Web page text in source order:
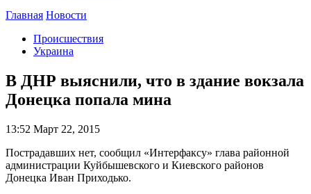
Главная Новости
Происшествия
Украина
В ДНР выяснили, что в здание вокзала
Донецка попала мина
13:52 Март 22, 2015
Пострадавших нет, сообщил «Интерфаксу» глава районной
администрации Куйбышевского и Киевского районов
Донецка Иван Приходько.